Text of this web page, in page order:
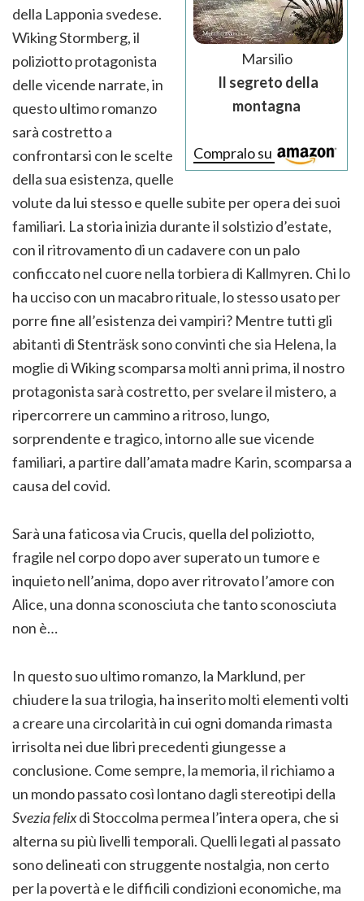
Marsilio
Il segreto della
montagna
Compralo su
della Lapponia svedese.
Wiking Stormberg, il
poliziotto protagonista
delle vicende narrate, in
questo ultimo romanzo
sarà costretto a
confrontarsi con le scelte
della sua esistenza, quelle
volute da lui stesso e quelle subite per opera dei suoi
familiari. La storia inizia durante il solstizio d’estate,
con il ritrovamento di un cadavere con un palo
conficcato nel cuore nella torbiera di Kallmyren. Chi lo
ha ucciso con un macabro rituale, lo stesso usato per
porre fine all’esistenza dei vampiri? Mentre tutti gli
abitanti di Stenträsk sono convinti che sia Helena, la
moglie di Wiking scomparsa molti anni prima, il nostro
protagonista sarà costretto, per svelare il mistero, a
ripercorrere un cammino a ritroso, lungo,
sorprendente e tragico, intorno alle sue vicende
familiari, a partire dall’amata madre Karin, scomparsa a
causa del covid.
Sarà una faticosa via Crucis, quella del poliziotto,
fragile nel corpo dopo aver superato un tumore e
inquieto nell’anima, dopo aver ritrovato l’amore con
Alice, una donna sconosciuta che tanto sconosciuta
non è…
In questo suo ultimo romanzo, la Marklund, per
chiudere la sua trilogia, ha inserito molti elementi volti
a creare una circolarità in cui ogni domanda rimasta
irrisolta nei due libri precedenti giungesse a
conclusione. Come sempre, la memoria, il richiamo a
un mondo passato così lontano dagli stereotipi della
Svezia felixdi Stoccolma permea l’intera opera, che si
alterna su più livelli temporali. Quelli legati al passato
sono delineati con struggente nostalgia, non certo
per la povertà e le difficili condizioni economiche, ma